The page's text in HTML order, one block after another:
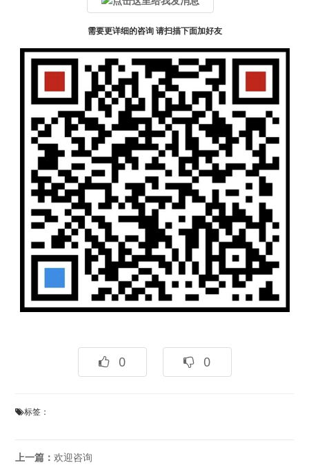
需要更详细的咨询 请扫描下面加好友
0 0
标签：
上一篇：欢迎咨询